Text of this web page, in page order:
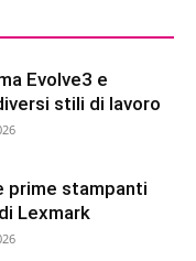
Evolve3 e
stili di lavoro
prime stampanti
Lexmark